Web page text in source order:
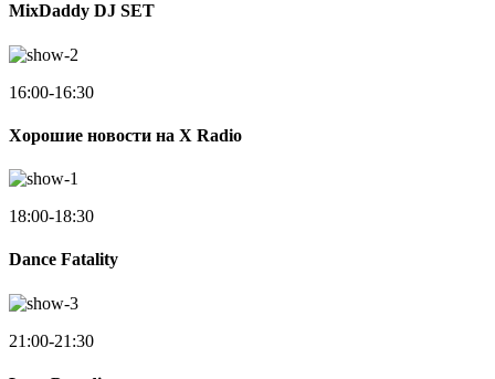
MixDaddy DJ SET
16:00-16:30
Хорошие новости на X Radio
18:00-18:30
Dance Fatality
21:00-21:30